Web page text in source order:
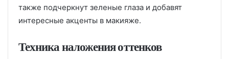
также подчеркнут зеленые глаза и добавят
интересные акценты в макияже.
Техника наложения оттенков